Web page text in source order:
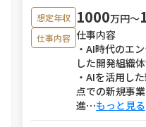
想定年収 1000万円〜
仕事内容 仕事内容
・AI時代のエ
した開発組織
・AIを活用し
点での新規事
進⋯もっと見る